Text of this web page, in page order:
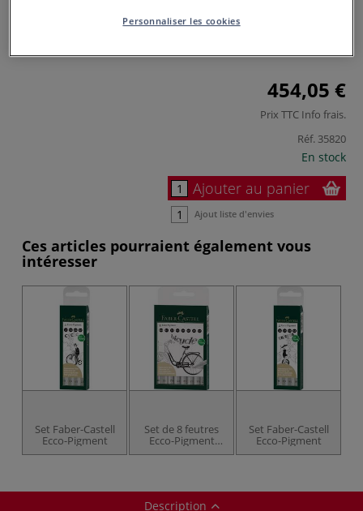
couleurs métallisées, 18 feutres fins, 6 feutres calligraphie
454,05 €
Prix TTC Info frais.
Réf. 35820
En stock
Ajouter au panier
Ajout liste d'envies
Ces articles pourraient également vous
intéresser
Set Faber-Castell
Ecco-Pigment
Set de 8 feutres
Ecco-Pigment
Faber-Castell
Set Faber-Castell
Ecco-Pigment
Description
Personnaliser les cookies